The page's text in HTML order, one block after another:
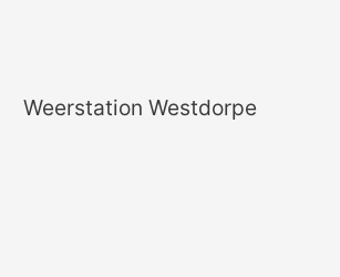
Weerstation Westdorpe